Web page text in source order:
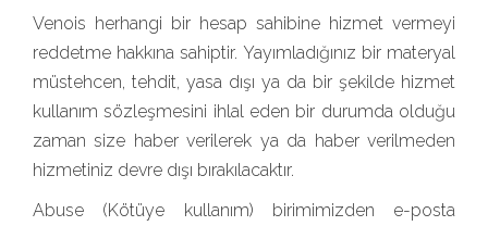
Venois herhangi bir hesap sahibine hizmet vermeyi
reddetme hakkına sahiptir. Yayımladığınız bir materyal
müstehcen, tehdit, yasa dışı ya da bir şekilde hizmet
kullanım sözleşmesini ihlal eden bir durumda olduğu
zaman size haber verilerek ya da haber verilmeden
hizmetiniz devre dışı bırakılacaktır.
Abuse (Kötüye kullanım) birimimizden e-posta